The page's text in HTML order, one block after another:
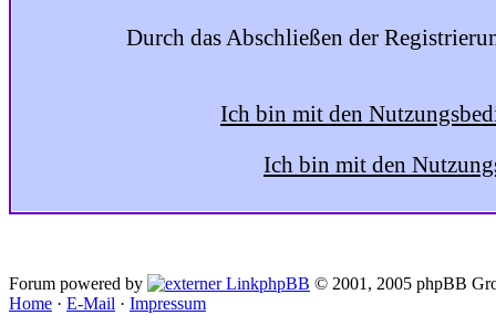
Durch das Abschließen der
Ich bin mit den
Ich bin mit den
Forum powered by phpBB © 2001, 2005 phpBB
Home · E-Mail · Impressum